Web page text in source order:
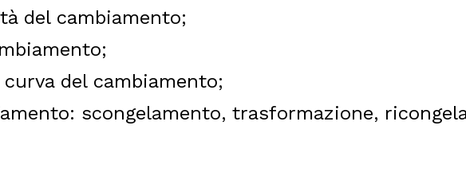
del cambiamento;
del cambiamento;
scongelamento, trasformazione,